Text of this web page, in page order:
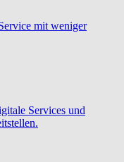
mit weniger
Services und